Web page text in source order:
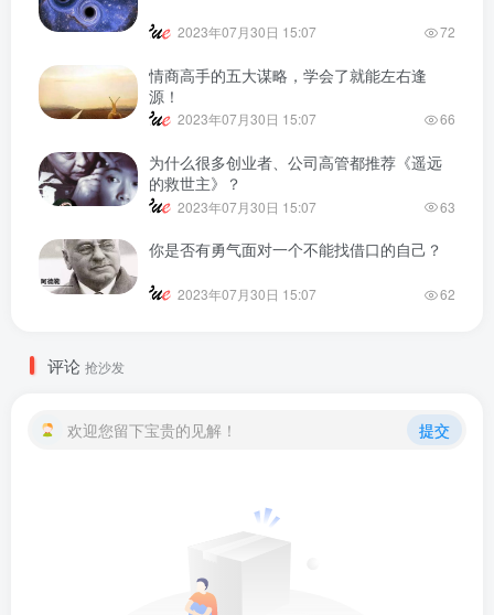
2023年07月30日 15:07 72
情商高手的五大谋略，学会了就能左右逢
源！
2023年07月30日 15:07 66
为什么很多创业者、公司高管都推荐《遥远
的救世主》？
2023年07月30日 15:07 63
你是否有勇气面对一个不能找借口的自己？
2023年07月30日 15:07 62
评论 抢沙发
欢迎您留下宝贵的见解！ 提交